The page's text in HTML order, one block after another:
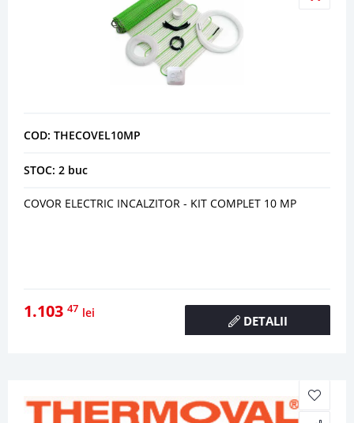
COD: THECOVEL10MP
STOC: 2 buc
COVOR ELECTRIC INCALZITOR - KIT COMPLET 10 MP
1.103 47 lei
DETALII